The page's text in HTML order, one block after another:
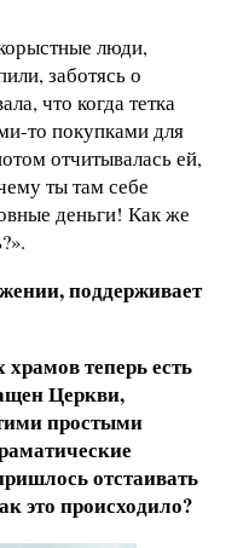
люди,
заботясь о
что когда тетка
то покупками для
отчитывалась ей,
ты там себе
деньги! Как же
поддерживает
теперь есть
Церкви,
простыми
отстаивать
это происходило?